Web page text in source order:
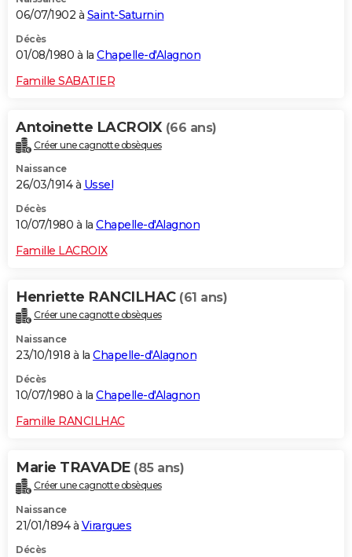
06/07/1902 à Saint-Saturnin
Décès
01/08/1980 à la Chapelle-d'Alagnon
Famille SABATIER
Antoinette LACROIX (66 ans)
Créer une cagnotte obsèques
Naissance
26/03/1914 à Ussel
Décès
10/07/1980 à la Chapelle-d'Alagnon
Famille LACROIX
Henriette RANCILHAC (61 ans)
Créer une cagnotte obsèques
Naissance
23/10/1918 à la Chapelle-d'Alagnon
Décès
10/07/1980 à la Chapelle-d'Alagnon
Famille RANCILHAC
Marie TRAVADE (85 ans)
Créer une cagnotte obsèques
Naissance
21/01/1894 à Virargues
Décès